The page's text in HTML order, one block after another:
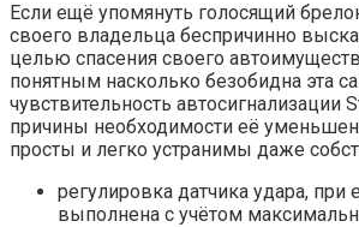
Если ещё упомянуть голосящий
своего владельца беспричинно
целью спасения своего
понятным насколько безобидна эта
чувствительность автосигнализации
причины необходимости её
просты и легко устранимы даже
регулировка датчика удара, при
выполнена с учётом